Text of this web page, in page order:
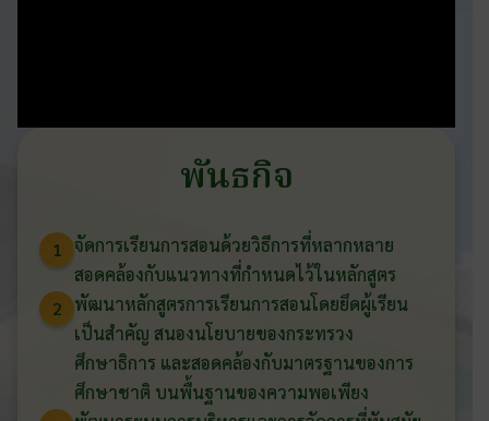
พันธกิจ
1 จัดการเรียนการสอนด้วยวิธีการที่หลากหลาย
สอดคล้องกับแนวทางที่กำหนดไว้ในหลักสูตร
2
พัฒนาหลักสูตรการเรียนการสอนโดยยึดผู้เรียน
เป็นสำคัญ สนองนโยบายของกระทรวง
ศึกษาธิการ และสอดคล้องกับมาตรฐานของการ
ศึกษาชาติ บนพื้นฐานของความพอเพียง